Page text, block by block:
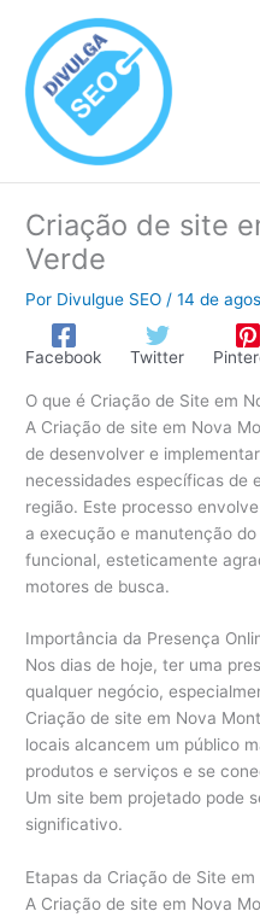
conteúdo
Criação de site
Verde
Por Divulgue SEO /14 de
Facebook Twitter
O que é Criação de Site em
A Criação de site em Nova
de desenvolver e
necessidades específicas de
região. Este processo
a execução e manutenção
funcional, esteticamente
motores de busca.
Importância da Presença
Nos dias de hoje, ter uma
qualquer negócio,
Criação de site em Nova
locais alcancem um público
produtos e serviços e se
Um site bem projetado pode
significativo.
Etapas da Criação de Site
A Criação de site em Nova